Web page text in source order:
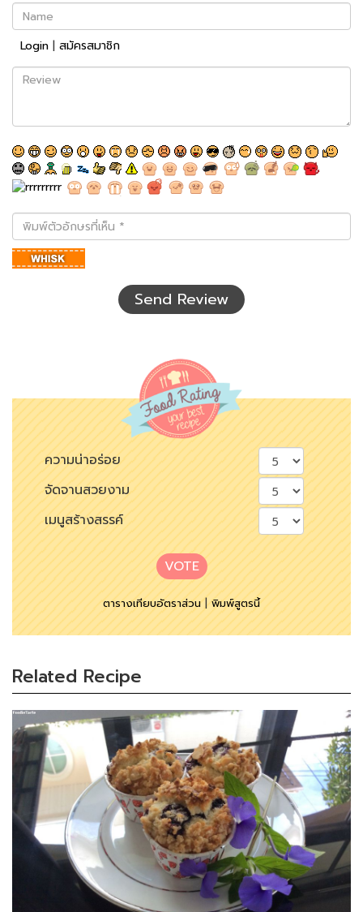
Name
Login | สมัครสมาชิก
Review
พิมพ์
ตัว
อักษร
ที่
Send Review
ความน่าอร่อย
จัดจานสวยงาม
เมนูสร้างสรรค์
VOTE
ตารางเทียบอัตราส่วน|พิมพ์สูตรนี้
Related Recipe